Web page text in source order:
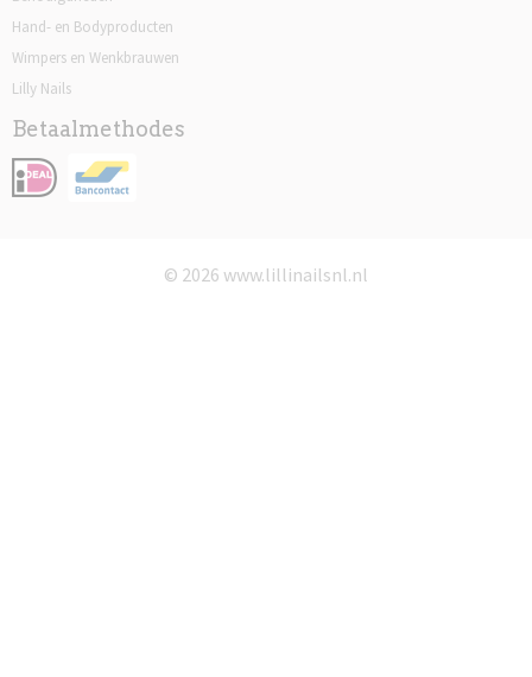
Hand- en Bodyproducten
Wimpers en Wenkbrauwen
Lilly Nails
Betaalmethodes
© 2026 www.lillinailsnl.nl